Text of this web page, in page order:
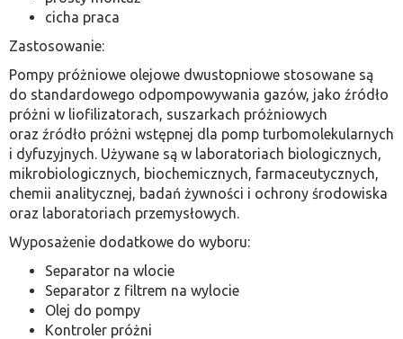
cicha praca
Zastosowanie:
Pompy próżniowe olejowe dwustopniowe stosowane są
do standardowego odpompowywania gazów, jako źródło
próżni w liofilizatorach, suszarkach próżniowych
oraz źródło próżni wstępnej dla pomp turbomolekularnych
i dyfuzyjnych. Używane są w laboratoriach biologicznych,
mikrobiologicznych, biochemicznych, farmaceutycznych,
chemii analitycznej, badań żywności i ochrony środowiska
oraz laboratoriach przemysłowych.
Wyposażenie dodatkowe do wyboru:
Separator na wlocie
Separator z filtrem na wylocie
Olej do pompy
Kontroler próżni